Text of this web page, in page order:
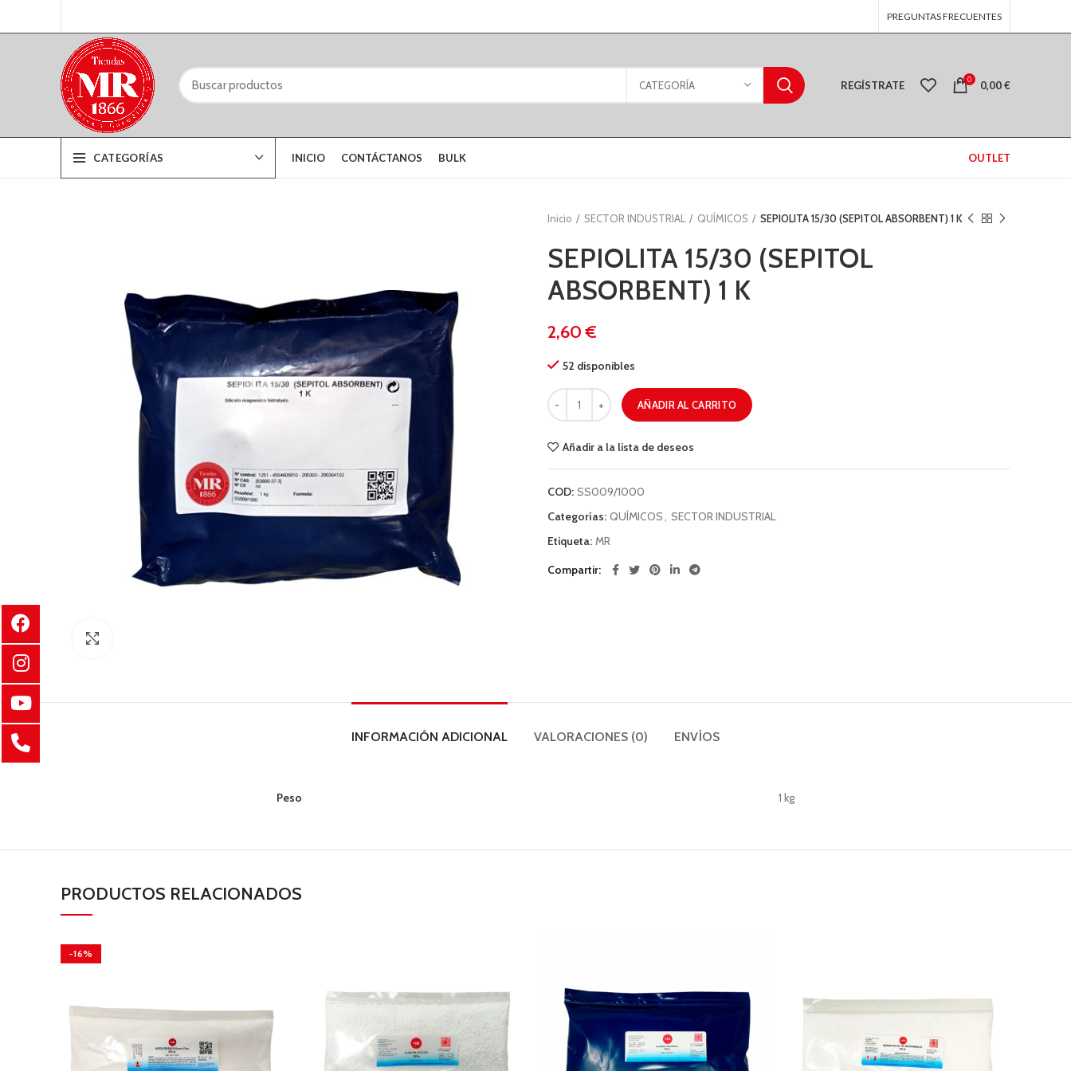
PREGUNTAS FRECUENTES
CATEGORÍA REGÍSTRATE 0 0,00€
CATEGORÍAS INICIO CONTÁCTANOS BULK OUTLET
Inicio SECTOR INDUSTRIAL QUÍMICOS SEPIOLITA 15/30 (SEPITOL ABSORBENT) 1 K
SEPIOLITA 15/30 (SEPITOL
ABSORBENT) 1 K
€
52 disponibles
AÑADIR AL CARRITO
Añadir a la lista de deseos
COD: SS009/1000
Categorías: QUÍMICOS, SECTOR INDUSTRIAL
Etiqueta: MR
Compartir
INFORMACIÓN ADICIONAL VALORACIONES (0) ENVÍOS
Peso 1 kg
PRODUCTOS RELACIONADOS
-16%